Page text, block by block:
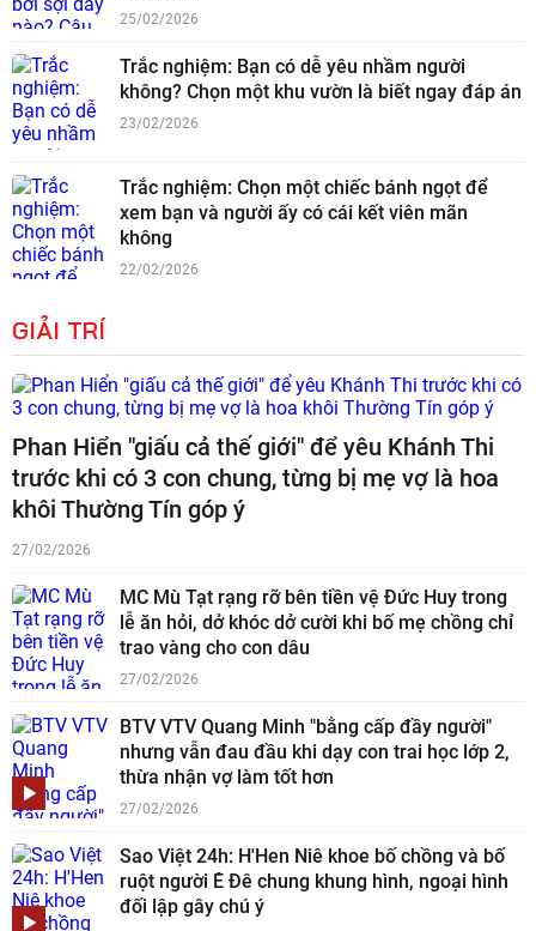
25/02/2026
Trắc nghiệm: Bạn có dễ yêu nhầm người
không? Chọn một khu vườn là biết ngay đáp án
23/02/2026
Trắc nghiệm: Chọn một chiếc bánh ngọt để
xem bạn và người ấy có cái kết viên mãn
không
22/02/2026
GIẢI TRÍ
Phan Hiển "giấu cả thế giới" để yêu Khánh Thi
trước khi có 3 con chung, từng bị mẹ vợ là hoa
khôi Thường Tín góp ý
27/02/2026
MC Mù Tạt rạng rỡ bên tiền vệ Đức Huy trong
lễ ăn hỏi, dở khóc dở cười khi bố mẹ chồng chỉ
trao vàng cho con dâu
27/02/2026
BTV VTV Quang Minh "bằng cấp đầy người"
nhưng vẫn đau đầu khi dạy con trai học lớp 2,
thừa nhận vợ làm tốt hơn
27/02/2026
Sao Việt 24h: H'Hen Niê khoe bố chồng và bố
ruột người Ê Đê chung khung hình, ngoại hình
đối lập gây chú ý